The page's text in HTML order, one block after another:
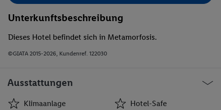
Unterkunftsbeschreibung
Dieses Hotel befindet sich in Metamorfosis.
©GIATA 2015-2026, Kundenref. 122030
Ausstattungen
Klimaanlage
Hotel-Safe